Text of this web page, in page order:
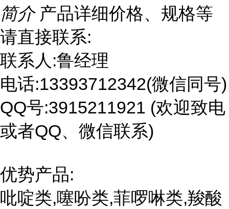
简介 产品详细价格、规格等
请直接联系:
联系人:鲁经理
电话:13393712342(微信同号)
QQ号:3915211921 (欢迎致电
或者QQ、微信联系)
优势产品:
吡啶类,噻吩类,菲啰啉类,羧酸